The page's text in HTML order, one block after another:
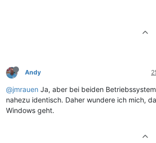
Andy
@jmrauen Ja, aber bei beiden
nahezu identisch. Daher wundere ich mich,
Windows geht.